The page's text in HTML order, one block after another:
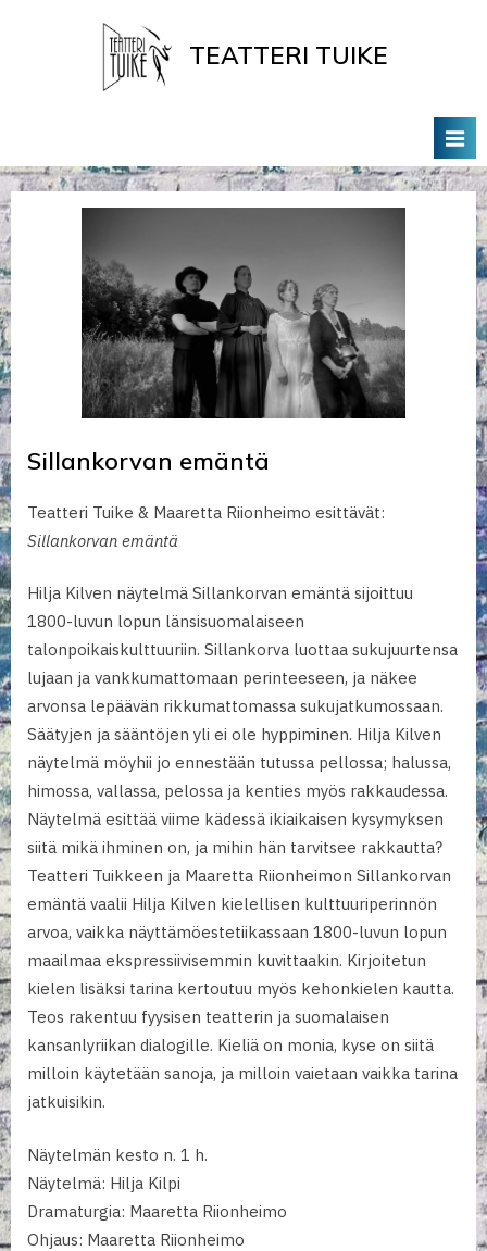
TEATTERI TUIKE
Sillankorvan emäntä
Teatteri Tuike & Maaretta Riionheimo esittävät:
Sillankorvan emäntä
Hilja Kilven näytelmä Sillankorvan emäntä sijoittuu
1800-luvun lopun länsisuomalaiseen
talonpoikaiskulttuuriin. Sillankorva luottaa sukujuurtensa
lujaan ja vankkumattomaan perinteeseen, ja näkee
arvonsa lepäävän rikkumattomassa sukujatkumossaan.
Säätyjen ja sääntöjen yli ei ole hyppiminen. Hilja Kilven
näytelmä möyhii jo ennestään tutussa pellossa; halussa,
himossa, vallassa, pelossa ja kenties myös rakkaudessa.
Näytelmä esittää viime kädessä ikiaikaisen kysymyksen
siitä mikä ihminen on, ja mihin hän tarvitsee rakkautta?
Teatteri Tuikkeen ja Maaretta Riionheimon Sillankorvan
emäntä vaalii Hilja Kilven kielellisen kulttuuriperinnön
arvoa, vaikka näyttämöestetiikassaan 1800-luvun lopun
maailmaa ekspressiivisemmin kuvittaakin. Kirjoitetun
kielen lisäksi tarina kertoutuu myös kehonkielen kautta.
Teos rakentuu fyysisen teatterin ja suomalaisen
kansanlyriikan dialogille. Kieliä on monia, kyse on siitä
milloin käytetään sanoja, ja milloin vaietaan vaikka tarina
jatkuisikin.
Näytelmän kesto n. 1 h.
Näytelmä: Hilja Kilpi
Dramaturgia: Maaretta Riionheimo
Ohjaus: Maaretta Riionheimo